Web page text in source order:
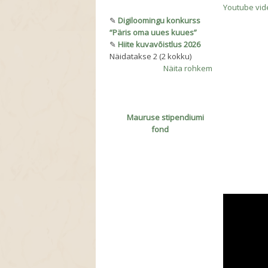
Youtube
✎ Digiloomingu konkurss
“Päris oma uues kuues”
✎ Hiite kuvavõistlus 2026
Näidatakse 2 (2 kokku)
Näita rohkem
Mauruse stipendiumi
fond